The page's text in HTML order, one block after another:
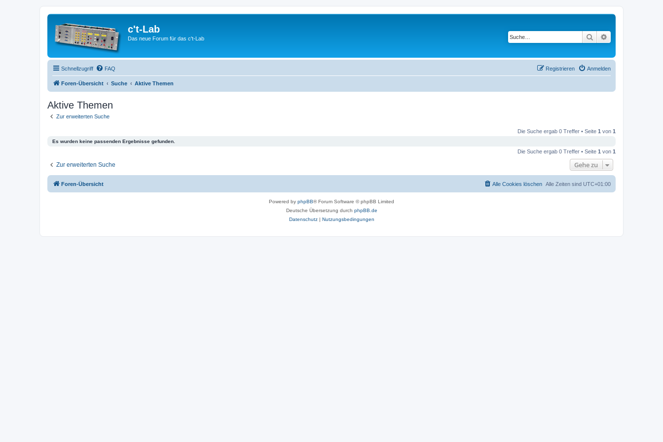
c't-Lab
Das neue Forum für das c't-Lab Suche
Schnellzugriff FAQ Anmelden
Registrieren
Foren-Übersicht Suche Aktive Themen
Aktive Themen
Zur erweiterten Suche
Die Suche ergab 0 Treffer • Seite 1 von 1
Es wurden keine passenden Ergebnisse gefunden.
Die Suche ergab 0 Treffer • Seite 1 von 1
Zur erweiterten Suche Gehe zu
Foren-Übersicht Alle Zeiten sind UTC+01:00
Alle Cookies löschen
Powered by phpBB® Forum Software © phpBB Limited
Deutsche Übersetzung durch phpBB.de
Datenschutz| Nutzungsbedingungen